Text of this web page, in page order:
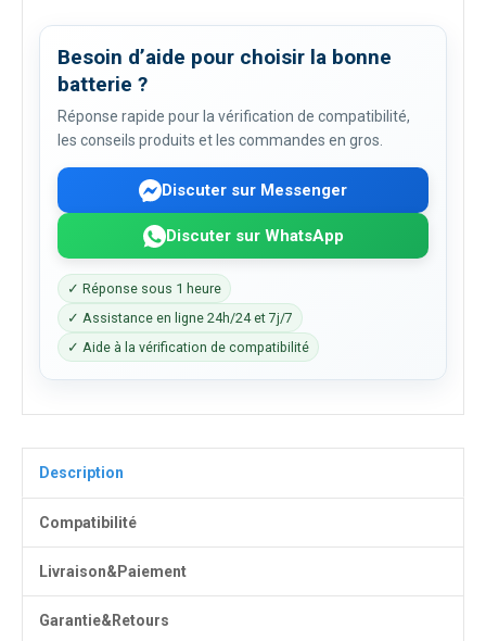
Besoin d’aide pour choisir la bonne
batterie ?
Réponse rapide pour la vérification de compatibilité,
les conseils produits et les commandes en gros.
Discuter sur Messenger
Discuter sur WhatsApp
✓ Réponse sous 1 heure
✓ Assistance en ligne 24h/24 et 7j/7
✓ Aide à la vérification de compatibilité
Description
Compatibilité
Livraison&Paiement
Garantie&Retours